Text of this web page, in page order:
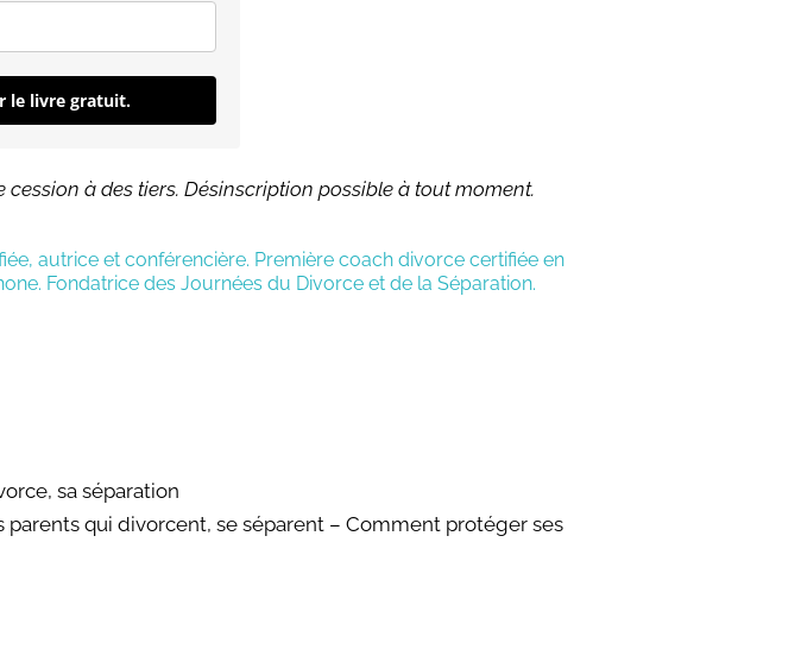
le livre gratuit.
à des tiers. Désinscription possible à tout moment.
autrice et conférencière. Première coach divorce certifiée en
Fondatrice des Journées du Divorce et de la Séparation.
sa séparation
parents qui divorcent, se séparent – Comment protéger ses